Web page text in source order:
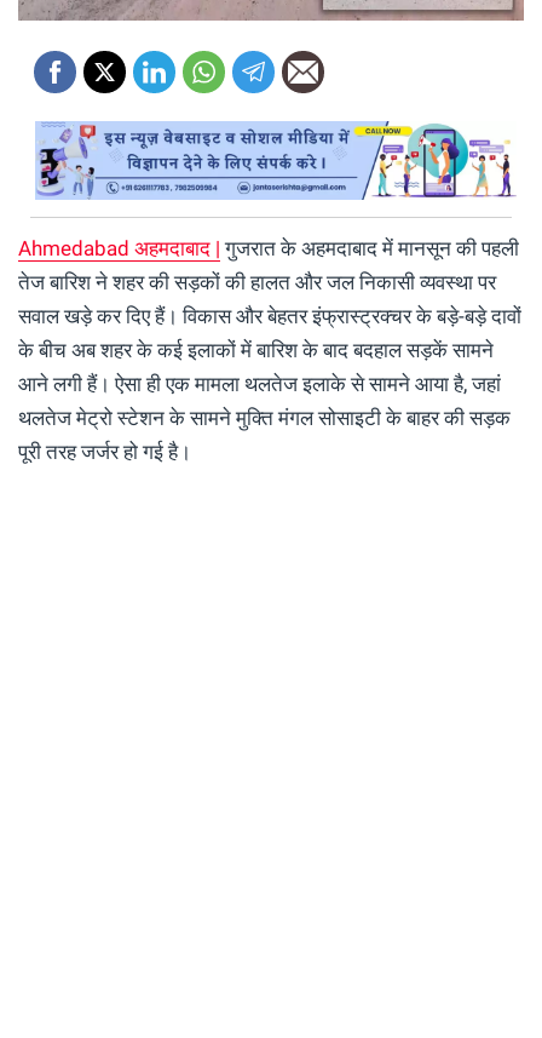
Ahmedabad अहमदाबाद | गुजरात के अहमदाबाद में मानसून की पहली
तेज बारिश ने शहर की सड़कों की हालत और जल निकासी व्यवस्था पर
सवाल खड़े कर दिए हैं। विकास और बेहतर इंफ्रास्ट्रक्चर के बड़े-बड़े दावों
के बीच अब शहर के कई इलाकों में बारिश के बाद बदहाल सड़कें सामने
आने लगी हैं। ऐसा ही एक मामला थलतेज इलाके से सामने आया है, जहां
थलतेज मेट्रो स्टेशन के सामने मुक्ति मंगल सोसाइटी के बाहर की सड़क
पूरी तरह जर्जर हो गई है।